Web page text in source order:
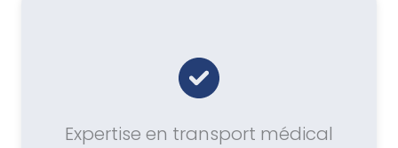
Expertise en transport médical